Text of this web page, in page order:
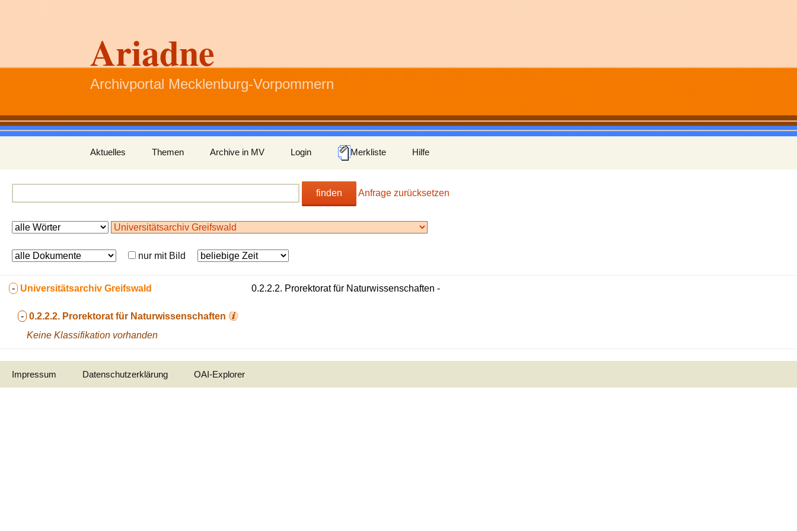
Ariadne
Archivportal Mecklenburg-Vorpommern
Inhalt
springen
Aktuelles Themen Archive in MV Login Merkliste Hilfe
finden Anfrage zurücksetzen
nur mit Bild
- Universitätsarchiv Greifswald
- 0.2.2.2. Prorektorat für Naturwissenschaften
Keine Klassifikation vorhanden
0.2.2.2. Prorektorat für Naturwissenschaften -
Impressum Datenschutzerklärung OAI-Explorer